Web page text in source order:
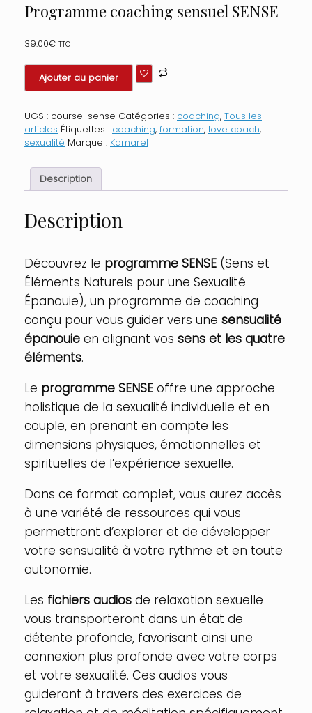
Programme coaching sensuel SENSE
39.00€ TTC
quantité
sensuel
SENSE
Ajouter au panier
UGS : course-sense Catégories : coaching, Tous les
articles Étiquettes : coaching, formation, love coach,
sexualité Marque : Kamarel
Description
Description
Découvrez le programme SENSE (Sens et
Éléments Naturels pour une Sexualité
Épanouie), un programme de coaching
conçu pour vous guider vers une sensualité
épanouie en alignant vos sens et les quatre
éléments.
Le programme SENSE offre une approche
holistique de la sexualité individuelle et en
couple, en prenant en compte les
dimensions physiques, émotionnelles et
spirituelles de l’expérience sexuelle.
Dans ce format complet, vous aurez accès
à une variété de ressources qui vous
permettront d’explorer et de développer
votre sensualité à votre rythme et en toute
autonomie.
Les fichiers audios de relaxation sexuelle
vous transporteront dans un état de
détente profonde, favorisant ainsi une
connexion plus profonde avec votre corps
et votre sexualité. Ces audios vous
guideront à travers des exercices de